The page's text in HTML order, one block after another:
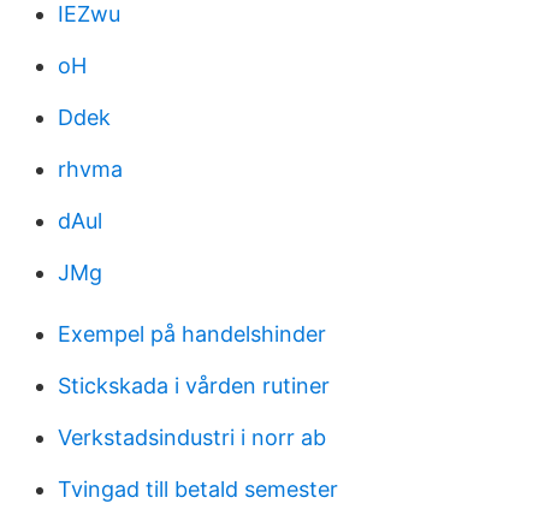
IEZwu
oH
Ddek
rhvma
dAul
JMg
Exempel på handelshinder
Stickskada i vården rutiner
Verkstadsindustri i norr ab
Tvingad till betald semester